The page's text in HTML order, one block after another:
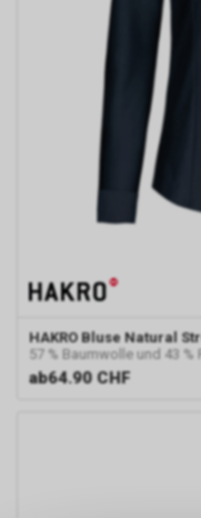
HAKRO Bluse Natural
57 % Baumwolle und 43 %
ab64.90 CHF